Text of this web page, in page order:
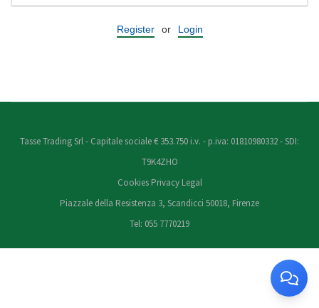
Register or Login
Tasse Trading Srl - Capitale sociale € 353.750 i.v. - p.iva: 01810980332 - SDI:
T9K4ZHO
Cookies Privacy Legal
Piazzale della Resistenza 3, Scandicci 50018, Firenze
Tel: 055 7770219